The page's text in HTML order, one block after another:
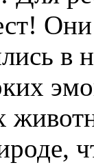
в